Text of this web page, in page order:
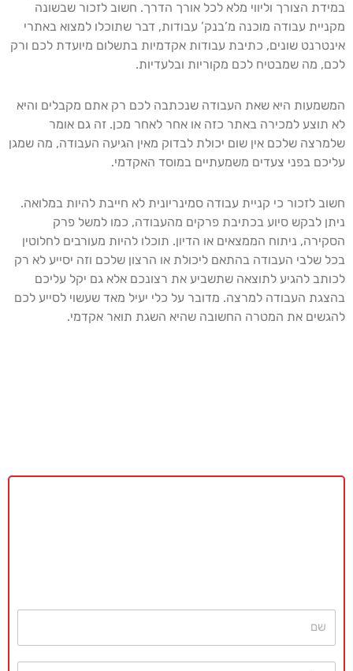
במידת הצורך וליווי מלא לכל אורך הדרך. חשוב לזכור שבשונה
מקניית עבודה מוכנה מ’בנק’ עבודות, דבר שתוכלו למצוא באתרי
אינטרנט שונים, כתיבת עבודות אקדמיות בתשלום מיועדת לכם ורק
לכם, מה שמבטיח לכם מקוריות ובלעדיות.
המשמעות היא שאת העבודה שנכתבה לכם רק אתם מקבלים והיא
לא תוצע למכירה באתר כזה או אחר לאחר מכן. זה גם אומר
שלמרצה שלכם אין שום יכולת לבדוק מאין הגיעה העבודה, מה שמגן
עליכם בפני צעדים משמעתיים במוסד האקדמי.
חשוב לזכור כי קניית עבודה סמינריונית לא חייבת להיות במלואה.
ניתן לבקש סיוע בכתיבת פרקים מהעבודה, כמו למשל פרק
הסקירה, ניתוח הממצאים או הדיון. תוכלו להיות מעורבים לחלוטין
בכל שלבי העבודה בהתאם ליכולת או הרצון שלכם וזה יסייע לא רק
לכותב להגיע לתוצאה שתשביע את רצונכם אלא גם יקל עליכם
בהצגת העבודה למרצה. מדובר על כלי יעיל מאד שעשוי לסייע לכם
להגשים את המטרה החשובה שהיא השגת תואר אקדמי.